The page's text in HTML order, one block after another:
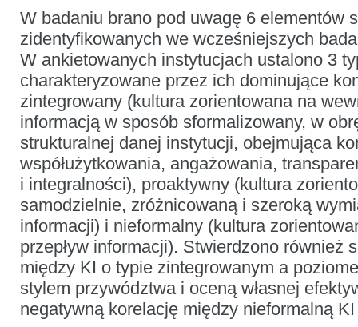
W badaniu brano pod uwagę 6 elementów
zidentyfikowanych we wcześniejszych
W ankietowanych instytucjach ustalono 3
charakteryzowane przez ich dominujące
zintegrowany (kultura zorientowana na
informacją w sposób sformalizowany, w
strukturalnej danej instytucji, obejmująca
współużytkowania, angażowania,
i integralności), proaktywny (kultura
samodzielnie, zróżnicowaną i szeroką
informacji) i nieformalny (kultura
przepływ informacji). Stwierdzono również
między KI o typie zintegrowanym a
stylem przywództwa i oceną własnej
negatywną korelację między nieformalną